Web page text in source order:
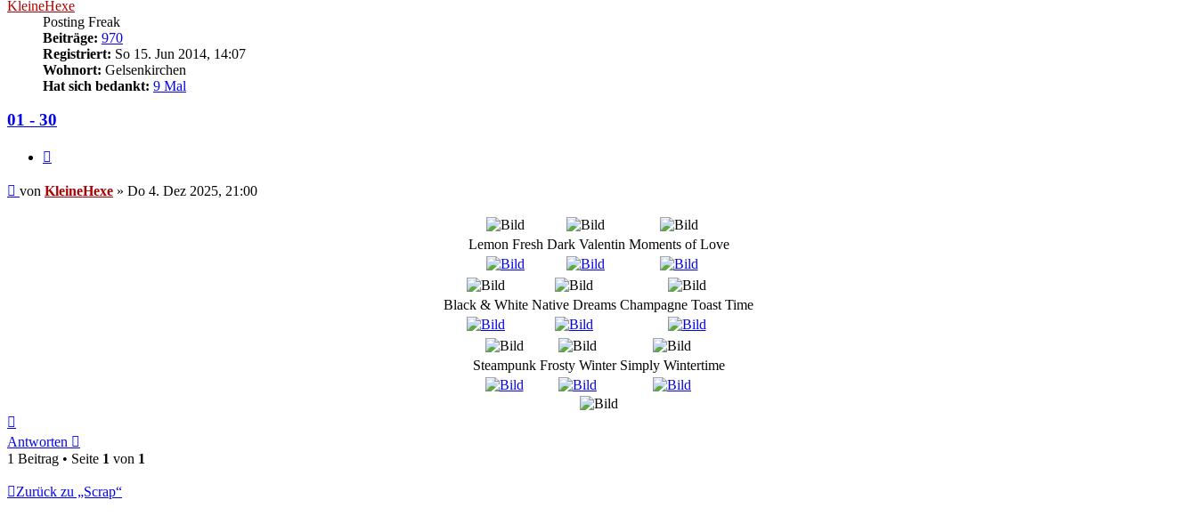
KleineHexe
Posting Freak
Beiträge: 970
Registriert: So 15. Jun 2014, 14:07
Wohnort: Gelsenkirchen
Hat sich bedankt: 9 Mal
01 - 30
Beitrag
von KleineHexe » Do 4. Dez 2025, 21:00
Lemon Fresh Dark Valentin Moments of Love
Black & White Native Dreams Champagne Toast Time
Steampunk Frosty Winter Simply Wintertime
oben
Antworten
1 Beitrag • Seite 1 von 1
Zurück zu „Scrap“